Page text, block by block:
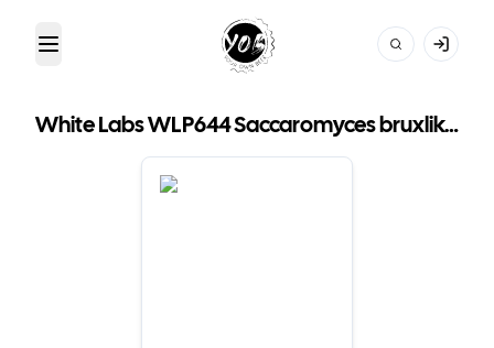
Toggle Menu Your Own Beer
White Labs WLP644 Saccaromyces bruxlike Trois